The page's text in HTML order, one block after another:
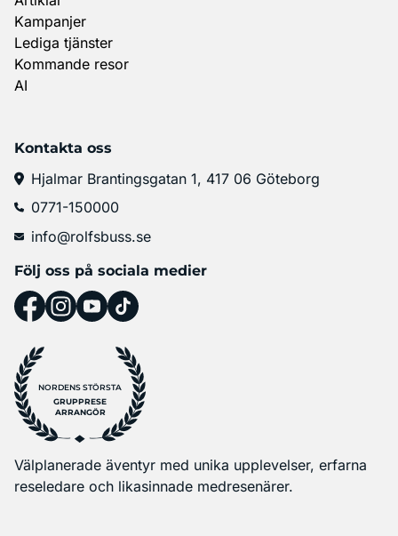
Kampanjer
Lediga tjänster
Kommande resor
AI
Kontakta oss
Hjalmar Brantingsgatan 1, 417 06 Göteborg
0771-150000
info@rolfsbuss.se
Följ oss på sociala medier
NORDENS STÖRSTA
GRUPPRESE
ARRANGÖR
Välplanerade äventyr med unika upplevelser, erfarna
reseledare och likasinnade medresenärer.